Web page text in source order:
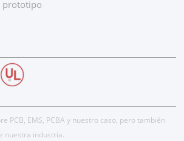
prototipo
PCB, EMS, PCBA y nuestro caso, pero también
nuestra industria.